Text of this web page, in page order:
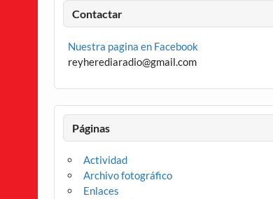
Contactar
Nuestra pagina en Facebook
reyherediaradio@gmail.com
Páginas
Actividad
Archivo fotográfico
Enlaces